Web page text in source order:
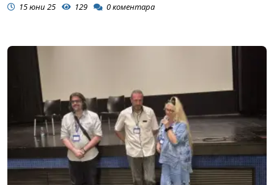
15 юни 25 129 0коментара